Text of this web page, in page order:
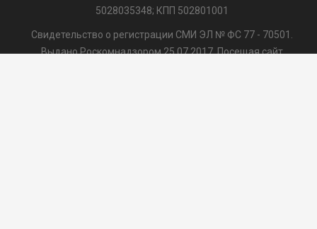
5028035348; КПП 502801001
Свидетельство о регистрации СМИ ЭЛ № ФС 77 - 70501.
Выдано Роскомнадзором 25.07.2017. Посещая сайт